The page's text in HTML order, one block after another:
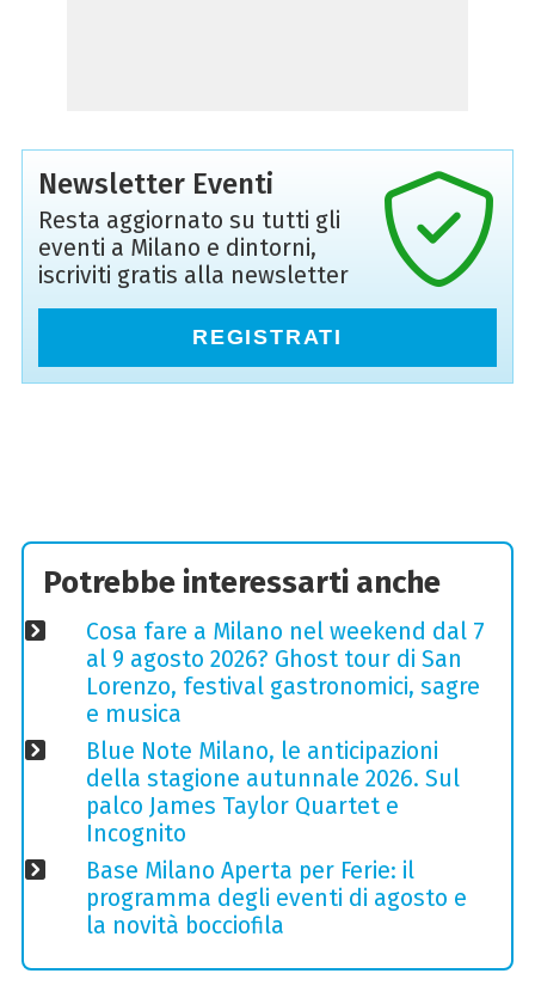
Newsletter Eventi
Resta aggiornato su tutti gli
eventi a Milano e dintorni,
iscriviti gratis alla newsletter
REGISTRATI
Potrebbe interessarti anche
Cosa fare a Milano nel weekend dal 7
al 9 agosto 2026? Ghost tour di San
Lorenzo, festival gastronomici, sagre
e musica
Blue Note Milano, le anticipazioni
della stagione autunnale 2026. Sul
palco James Taylor Quartet e
Incognito
Base Milano Aperta per Ferie: il
programma degli eventi di agosto e
la novità bocciofila